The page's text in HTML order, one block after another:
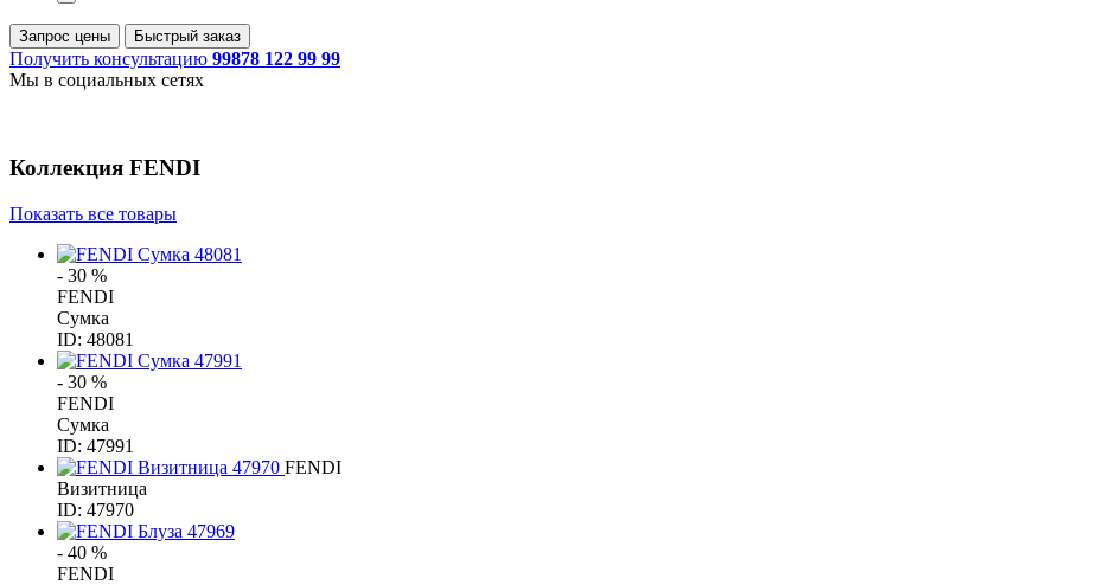
Запрос цены Быстрый заказ
Получить консультацию 99878 122 99 99
Мы в социальных сетях
Коллекция FENDI
Показать все товары
- 30 %
FENDI
Сумка
ID: 48081
- 30 %
FENDI
Сумка
ID: 47991
FENDI
Визитница
ID: 47970
- 40 %
FENDI